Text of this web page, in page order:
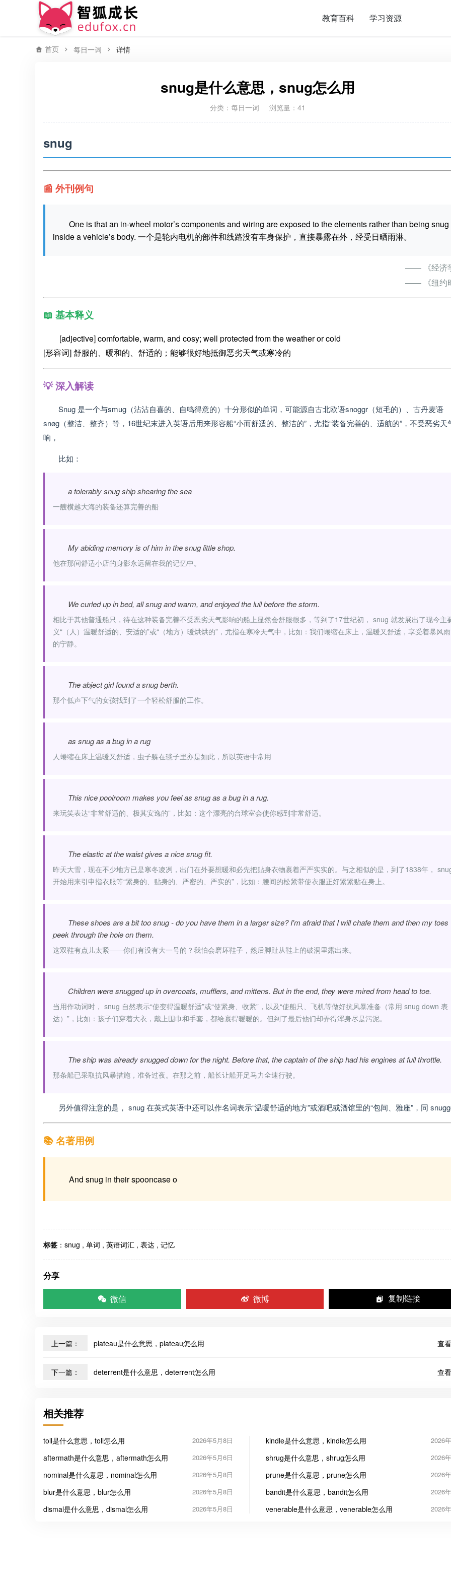
教育百科 学习资源
首页 每日一词 详情
snug是什么意思，snug怎么用
分类： 每日一词 浏览量：41
snug
📰 外刊例句
One is that an in-wheel motor’s components and wiring are exposed to the elements rather than being snug
inside a vehicle’s body. 一个是轮内电机的部件和线路没有车身保护，直接暴露在外，经受日晒雨淋。
—— 《经济
—— 《纽约
📖 基本释义
[adjective] comfortable, warm, and cosy; well protected from the weather or cold
[形容词] 舒服的、暖和的、舒适的；能够很好地抵御恶劣天气或寒冷的
💡 深入解读
Snug 是一个与smug（沾沾自喜的、自鸣得意的）十分形似的单词，可能源自古北欧语snoggr（短毛的）、古丹麦语
snøg（整洁、整齐）等，16世纪末进入英语后用来形容船“小而舒适的、整洁的”，尤指“装备完善的、适航的”，不受恶劣天
响，
比如：
a tolerably snug ship shearing the sea
一艘横越大海的装备还算完善的船
My abiding memory is of him in the snug little shop.
他在那间舒适小店的身影永远留在我的记忆中。
We curled up in bed, all snug and warm, and enjoyed the lull before the storm.
相比于其他普通船只，待在这种装备完善不受恶劣天气影响的船上显然会舒服很多，等到了17世纪初， snug 就发展出了现今主
义“（人）温暖舒适的、安适的”或“（地方）暖烘烘的”，尤指在寒冷天气中，比如：我们蜷缩在床上，温暖又舒适，享受着暴风
的宁静。
The abject girl found a snug berth.
那个低声下气的女孩找到了一个轻松舒服的工作。
as snug as a bug in a rug
人蜷缩在床上温暖又舒适，虫子躲在毯子里亦是如此，所以英语中常用
This nice poolroom makes you feel as snug as a bug in a rug.
来玩笑表达“非常舒适的、极其安逸的”，比如：这个漂亮的台球室会使你感到非常舒适。
The elastic at the waist gives a nice snug fit.
昨天大雪，现在不少地方已是寒冬凌冽，出门在外要想暖和必先把贴身衣物裹着严严实实的。与之相似的是，到了1838年，
开始用来引申指衣服等“紧身的、贴身的、严密的、严实的”，比如：腰间的松紧带使衣服正好紧紧贴在身上。
These shoes are a bit too snug - do you have them in a larger size? I'm afraid that I will chafe them and then my toes
peek through the hole on them.
这双鞋有点儿太紧——你们有没有大一号的？我怕会磨坏鞋子，然后脚趾从鞋上的破洞里露出来。
Children were snugged up in overcoats, mufflers, and mittens. But in the end, they were mired from head to toe.
当用作动词时， snug 自然表示“使变得温暖舒适”或“使紧身、收紧”，以及“使船只、飞机等做好抗风暴准备（常用 snug down 表
达）”，比如：孩子们穿着大衣，戴上围巾和手套，都给裹得暖暖的。但到了最后他们却弄得浑身尽是污泥。
The ship was already snugged down for the night. Before that, the captain of the ship had his engines at full throttle.
那条船已采取抗风暴措施，准备过夜。在那之前，船长让船开足马力全速行驶。
另外值得注意的是， snug 在英式英语中还可以作名词表示“温暖舒适的地方”或酒吧或酒馆里的“包间、雅座”，同
📚 名著用例
And snug in their spooncase o
标签 ： snug , 单词 , 英语词汇 , 表达 , 记忆
分享
微信
微博 复制链接
上一篇： 查
plateau是什么意思，plateau怎么用
下一篇： 查
deterrent是什么意思，deterrent怎么用
相关推荐
toll是什么意思，toll怎么用 2026年5月8日
aftermath是什么意思，aftermath怎么用 2026年5月6日
nominal是什么意思，nominal怎么用 2026年5月8日
blur是什么意思，blur怎么用 2026年5月8日
dismal是什么意思，dismal怎么用 2026年5月8日
kindle是什么意思，kindle怎么用 2026
shrug是什么意思，shrug怎么用 2026
prune是什么意思，prune怎么用 2026
bandit是什么意思，bandit怎么用 2026
venerable是什么意思，venerable怎么用 2026